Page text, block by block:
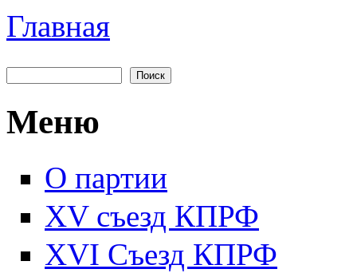
Вы здесь
Главная
Форма поиска
Меню
О партии
XV съезд КПРФ
XVI Съезд КПРФ